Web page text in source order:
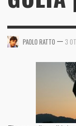
PAOLO RATTO — 3